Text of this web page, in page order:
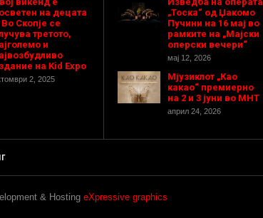
на децата
Скопје се
третото,
и
на Kid Expo
2, 2025
„Тоска“ од Џакомо
Пучини на 16 мај во
рамките на „Мајски
оперски вечери“
мај 12, 2026
Мјузиклот „Као
какао“ премиерно
на 2 и 3 јуни во МНТ
април 24, 2026
& Hosting eXpressive graphics